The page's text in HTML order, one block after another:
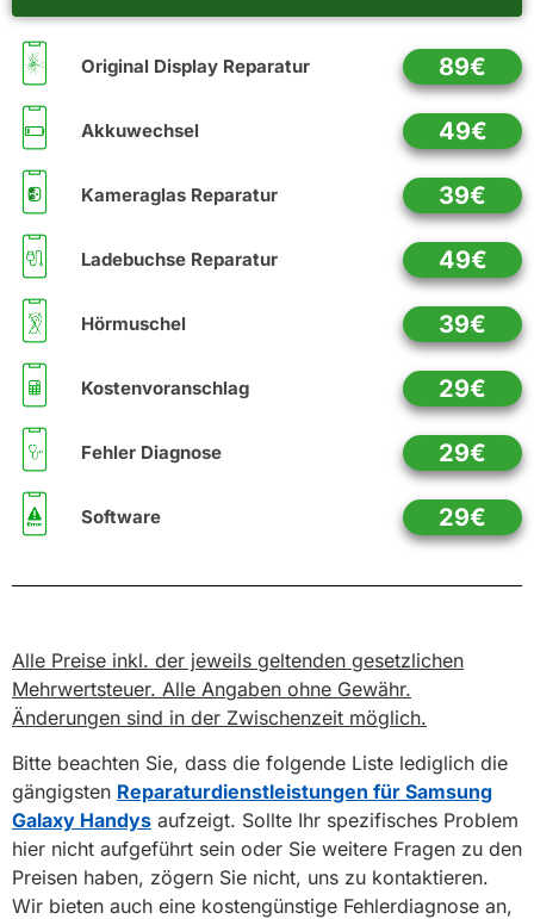
Original Display Reparatur 89€
Akkuwechsel 49€
Kameraglas Reparatur 39€
Ladebuchse Reparatur 49€
Hörmuschel 39€
Kostenvoranschlag 29€
Fehler Diagnose 29€
Software 29€
Alle Preise inkl. der jeweils geltenden gesetzlichen
Mehrwertsteuer. Alle Angaben ohne Gewähr.
Änderungen sind in der Zwischenzeit möglich.
Bitte beachten Sie, dass die folgende Liste lediglich die
gängigsten Reparaturdienstleistungen für Samsung
Galaxy Handys aufzeigt. Sollte Ihr spezifisches Problem
hier nicht aufgeführt sein oder Sie weitere Fragen zu den
Preisen haben, zögern Sie nicht, uns zu kontaktieren.
Wir bieten auch eine kostengünstige Fehlerdiagnose an,